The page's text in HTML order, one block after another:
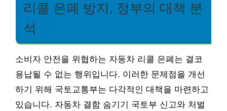
리콜 은폐 방지, 정부의 대책 분
석
소비자 안전을 위협하는 자동차 리콜 은폐는 결코
용납될 수 없는 행위입니다. 이러한 문제점을 개선
하기 위해 국토교통부는 다각적인 대책을 마련하고
있습니다. 자동차 결함 숨기기 국토부 신고와 처벌